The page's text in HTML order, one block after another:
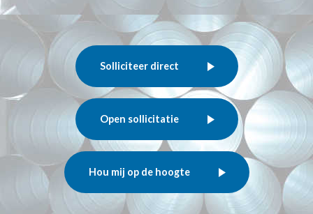
Solliciteer direct
Open sollicitatie
Hou mij op de hoogte